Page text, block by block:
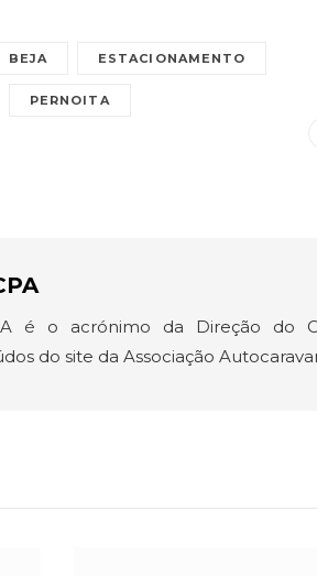
BEJA ESTACIONAMENTO
PERNOITA
é o acrónimo da Direção do
do site da Associação